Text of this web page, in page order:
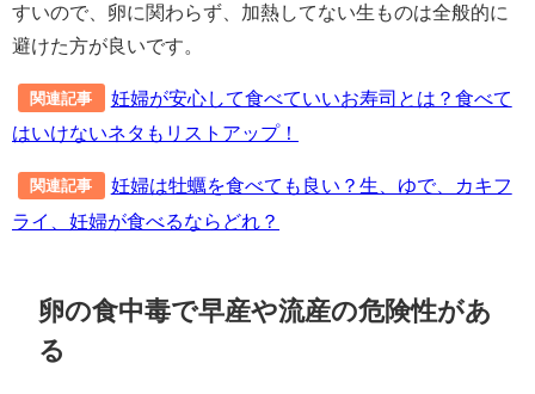
すいので、卵に関わらず、加熱してない生ものは全般的に
避けた方が良いです。
関連記事
妊婦が安心して食べていいお寿司とは？食べて
はいけないネタもリストアップ！
関連記事
妊婦は牡蠣を食べても良い？生、ゆで、カキフ
ライ、妊婦が食べるならどれ？
卵の食中毒で早産や流産の危険性があ
る